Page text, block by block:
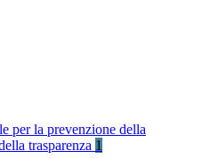
per la prevenzione della
trasparenza 1